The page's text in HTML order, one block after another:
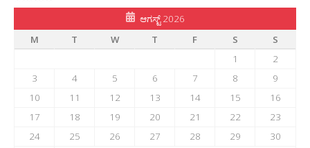
ಆಗಸ್ಟ್ 2026
M
T W T F S
S
1
2
3
4 5 6 7 8
9
10
11 12 13 14 15
16
17
18 19 20 21 22
23
24
25 26 27 28 29
30